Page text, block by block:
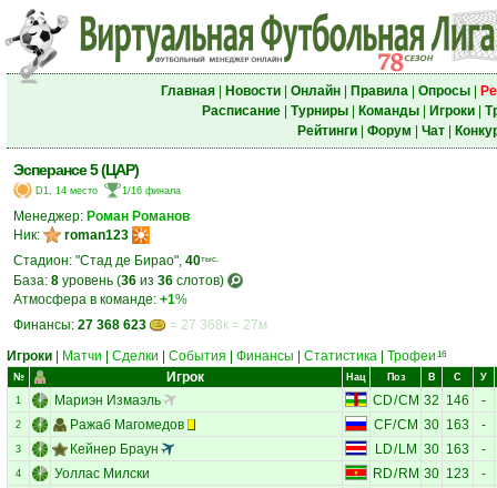
Главная| Новости| Онлайн| Правила| Опросы|
Расписание| Турниры| Команды| Игроки|
Рейтинги| Форум Чат|
Эсперансе 5 (ЦАР)
D1, 14 место 1/16 финала
Менеджер: Роман Романов
Ник:
roman123
Стадион: "Стад де Бирао", 40тыс.
База: 8 уровень (36 из 36 слотов)
Атмосфера в команде: +1%
Финансы: 27 368 623
= 27 368к = 27м
Игроки
Матчи Сделки События Финансы Статистика Трофеи 16
№ Игрок Нац Поз В С У
1 Мариэн Измаэль CD/CM 32 146 -
2 Ражаб Магомедов CF/CM 30 163 -
3 Кейнер Браун LD/LM 30 163 -
4 Уоллас Милски RD/RM 30 123 -